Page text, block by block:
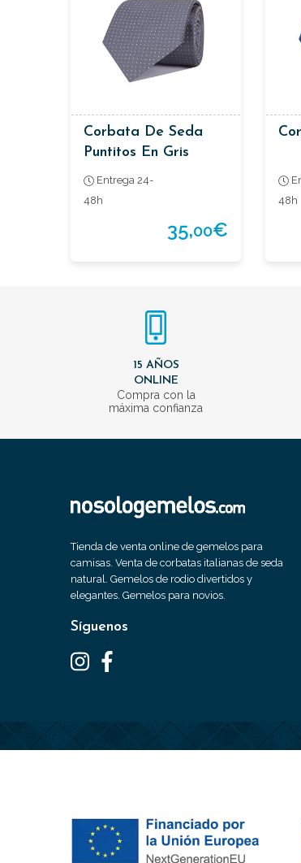
Corbata De Seda
Puntitos En Gris
Entrega 24-
48h
35,00€
48h
15 AÑOS
ONLINE
Compra con la
máxima confianza
Tienda de venta online de gemelos para
camisas. Venta de corbatas italianas de seda
natural. Gemelos de rodio divertidos y
elegantes. Gemelos para novios.
Síguenos